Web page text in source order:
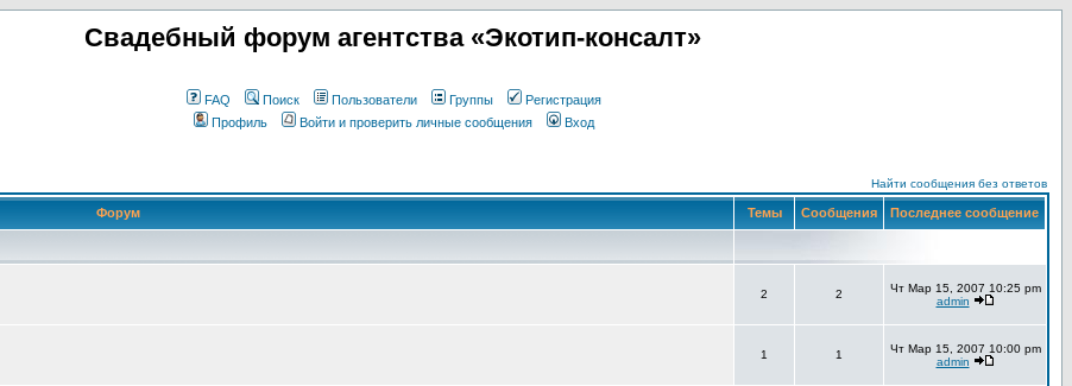
Свадебный форум агентства «Экотип-консалт»
FAQ Поиск Пользователи Группы
Регистрация
Профиль
Войти и проверить личные сообщения Вход
Найти сообщения без ответов
Форум Темы Сообщения Последнее сообщение
2 2
Чт Мар 15, 2007 10:25 pm
admin
1 1
Чт Мар 15, 2007 10:00 pm
admin